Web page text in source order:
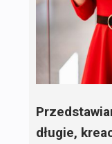
długie,